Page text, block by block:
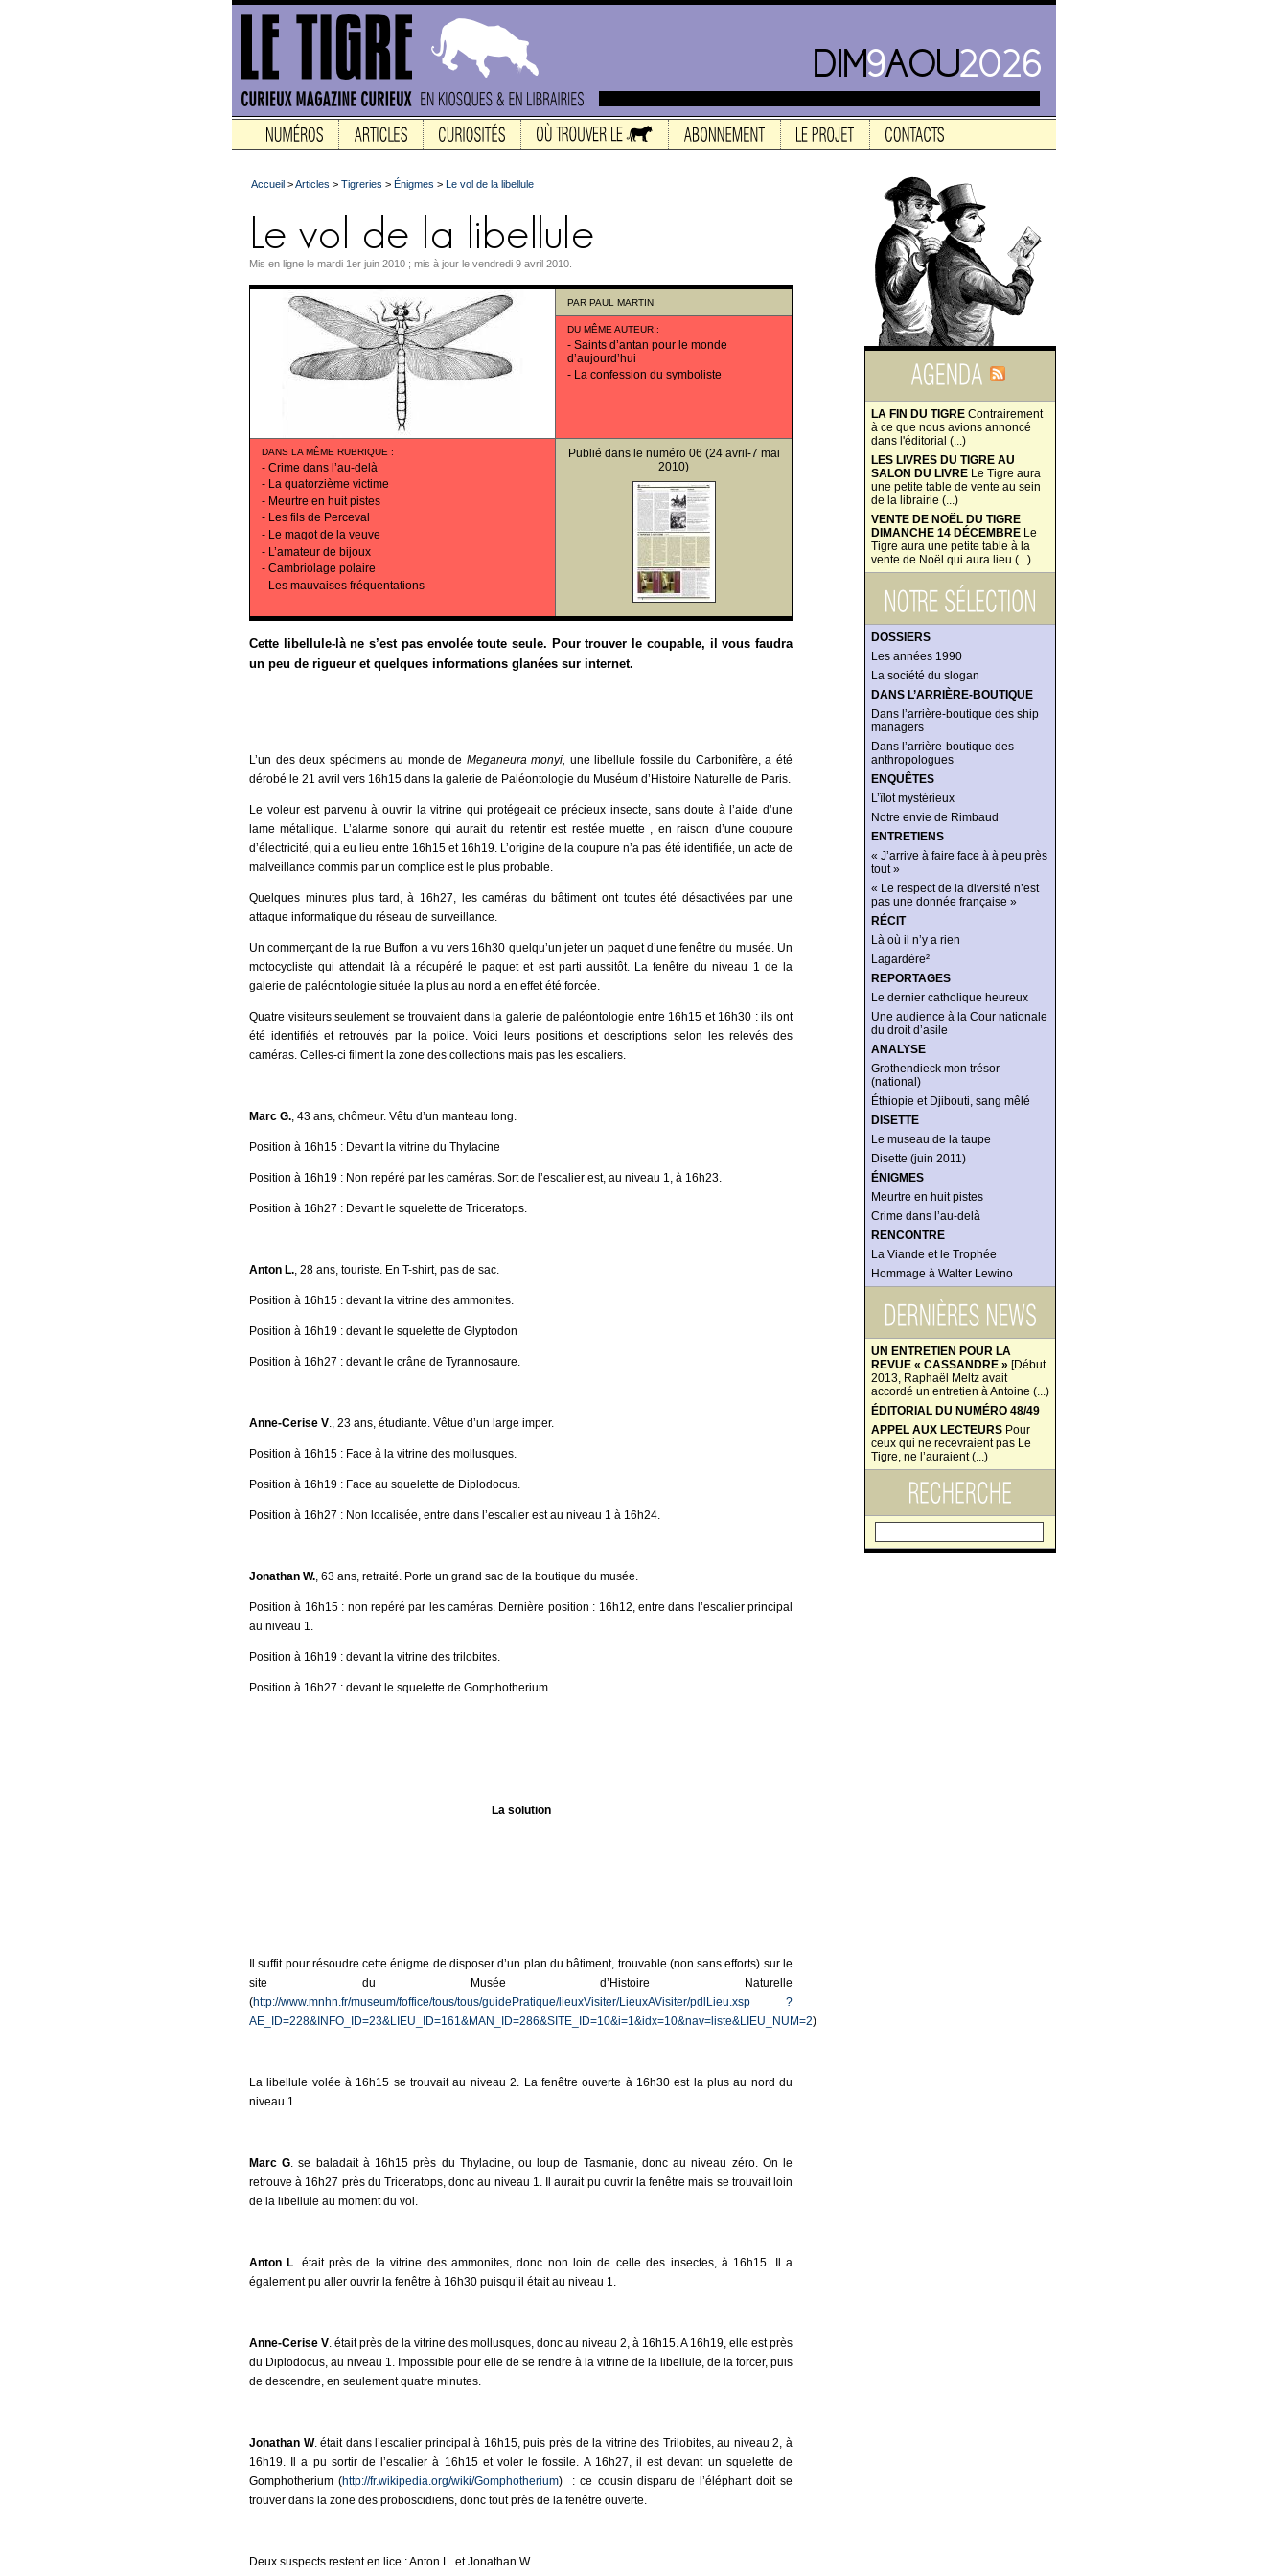
LA FIN DU TIGRE Contrairement
à ce que nous avions annoncé
dans l'éditorial (...)
LES LIVRES DU TIGRE AU
SALON DU LIVRE Le Tigre aura
une petite table de vente au sein
de la librairie (...)
VENTE DE NOËL DU TIGRE
DIMANCHE 14 DÉCEMBRE Le
Tigre aura une petite table à la
vente de Noël qui aura lieu (...)
DOSSIERS
Les années 1990
La société du slogan
DANS L’ARRIÈRE-BOUTIQUE
Dans l’arrière-boutique des ship
managers
Dans l’arrière-boutique des
anthropologues
ENQUÊTES
L’îlot mystérieux
Notre envie de Rimbaud
ENTRETIENS
« J’arrive à faire face à à peu près
tout »
« Le respect de la diversité n’est
pas une donnée française »
RÉCIT
Là où il n’y a rien
Lagardère²
REPORTAGES
Le dernier catholique heureux
Une audience à la Cour nationale
du droit d’asile
ANALYSE
Grothendieck mon trésor
(national)
Éthiopie et Djibouti, sang mêlé
DISETTE
Le museau de la taupe
Disette (juin 2011)
ÉNIGMES
Meurtre en huit pistes
Crime dans l’au-delà
RENCONTRE
La Viande et le Trophée
Hommage à Walter Lewino
UN ENTRETIEN POUR LA
REVUE « CASSANDRE » [Début
2013, Raphaël Meltz avait
accordé un entretien à Antoine (...)
ÉDITORIAL DU NUMÉRO 48/49
APPEL AUX LECTEURS Pour
ceux qui ne recevraient pas Le
Tigre, ne l’auraient (...)
Accueil >Articles > Tigreries > Énigmes > Le vol de la libellule
Mis en ligne le mardi 1er juin 2010 ; mis à jour le vendredi 9 avril 2010.
PAR PAUL MARTIN
DU MÊME AUTEUR :
- Saints d’antan pour le monde
d’aujourd’hui
- La confession du symboliste
DANS LA MÊME RUBRIQUE :
- Crime dans l’au-delà
- La quatorzième victime
- Meurtre en huit pistes
- Les fils de Perceval
- Le magot de la veuve
- L’amateur de bijoux
- Cambriolage polaire
- Les mauvaises fréquentations
Publié dans le numéro 06 (24 avril-7 mai
2010)
Cette libellule-là ne s’est pas envolée toute seule. Pour trouver le coupable, il vous faudra
un peu de rigueur et quelques informations glanées sur internet.
L’un des deux spécimens au monde de Meganeura monyi, une libellule fossile du Carbonifère, a été
dérobé le 21 avril vers 16h15 dans la galerie de Paléontologie du Muséum d’Histoire Naturelle de Paris.
Le voleur est parvenu à ouvrir la vitrine qui protégeait ce précieux insecte, sans doute à l’aide d’une
lame métallique. L’alarme sonore qui aurait du retentir est restée muette , en raison d’une coupure
d’électricité, qui a eu lieu entre 16h15 et 16h19. L’origine de la coupure n’a pas été identifiée, un acte de
malveillance commis par un complice est le plus probable.
Quelques minutes plus tard, à 16h27, les caméras du bâtiment ont toutes été désactivées par une
attaque informatique du réseau de surveillance.
Un commerçant de la rue Buffon a vu vers 16h30 quelqu’un jeter un paquet d’une fenêtre du musée. Un
motocycliste qui attendait là a récupéré le paquet et est parti aussitôt. La fenêtre du niveau 1 de la
galerie de paléontologie située la plus au nord a en effet été forcée.
Quatre visiteurs seulement se trouvaient dans la galerie de paléontologie entre 16h15 et 16h30 : ils ont
été identifiés et retrouvés par la police. Voici leurs positions et descriptions selon les relevés des
caméras. Celles-ci filment la zone des collections mais pas les escaliers.
Marc G., 43 ans, chômeur. Vêtu d’un manteau long.
Position à 16h15 : Devant la vitrine du Thylacine
Position à 16h19 : Non repéré par les caméras. Sort de l’escalier est, au niveau 1, à 16h23.
Position à 16h27 : Devant le squelette de Triceratops.
Anton L., 28 ans, touriste. En T-shirt, pas de sac.
Position à 16h15 : devant la vitrine des ammonites.
Position à 16h19 : devant le squelette de Glyptodon
Position à 16h27 : devant le crâne de Tyrannosaure.
Anne-Cerise V., 23 ans, étudiante. Vêtue d’un large imper.
Position à 16h15 : Face à la vitrine des mollusques.
Position à 16h19 : Face au squelette de Diplodocus.
Position à 16h27 : Non localisée, entre dans l’escalier est au niveau 1 à 16h24.
Jonathan W., 63 ans, retraité. Porte un grand sac de la boutique du musée.
Position à 16h15 : non repéré par les caméras. Dernière position : 16h12, entre dans l’escalier principal
au niveau 1.
Position à 16h19 : devant la vitrine des trilobites.
Position à 16h27 : devant le squelette de Gomphotherium
La solution
Il suffit pour résoudre cette énigme de disposer d’un plan du bâtiment, trouvable (non sans efforts) sur le
site du Musée d’Histoire Naturelle
(http://www.mnhn.fr/museum/foffice/tous/tous/guidePratique/lieuxVisiter/LieuxAVisiter/pdlLieu.xsp ?
AE_ID=228&INFO_ID=23&LIEU_ID=161&MAN_ID=286&SITE_ID=10&i=1&idx=10&nav=liste&LIEU_NUM=2)
La libellule volée à 16h15 se trouvait au niveau 2. La fenêtre ouverte à 16h30 est la plus au nord du
niveau 1.
Marc G. se baladait à 16h15 près du Thylacine, ou loup de Tasmanie, donc au niveau zéro. On le
retrouve à 16h27 près du Triceratops, donc au niveau 1. Il aurait pu ouvrir la fenêtre mais se trouvait loin
de la libellule au moment du vol.
Anton L. était près de la vitrine des ammonites, donc non loin de celle des insectes, à 16h15. Il a
également pu aller ouvrir la fenêtre à 16h30 puisqu’il était au niveau 1.
Anne-Cerise V. était près de la vitrine des mollusques, donc au niveau 2, à 16h15. A 16h19, elle est près
du Diplodocus, au niveau 1. Impossible pour elle de se rendre à la vitrine de la libellule, de la forcer, puis
de descendre, en seulement quatre minutes.
Jonathan W. était dans l’escalier principal à 16h15, puis près de la vitrine des Trilobites, au niveau 2, à
16h19. Il a pu sortir de l’escalier à 16h15 et voler le fossile. A 16h27, il est devant un squelette de
Gomphotherium (http://fr.wikipedia.org/wiki/Gomphotherium) : ce cousin disparu de l’éléphant doit se
trouver dans la zone des proboscidiens, donc tout près de la fenêtre ouverte.
Deux suspects restent en lice : Anton L. et Jonathan W.